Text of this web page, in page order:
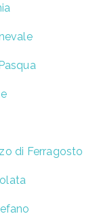
di Ferragosto